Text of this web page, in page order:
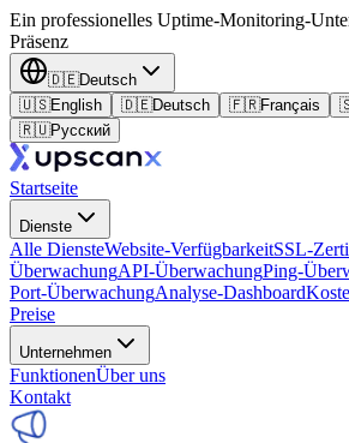
Ein professionelles Uptime-Monitoring-
Präsenz
🇩🇪Deutsch
🇺🇸English 🇩🇪Deutsch 🇫🇷Français
🇷🇺Русский
Startseite
Dienste
Alle DiensteWebsite-VerfügbarkeitSSL-
ÜberwachungAPI-ÜberwachungPing-
Port-ÜberwachungAnalyse-Dashboard
Preise
Unternehmen
FunktionenÜber uns
Kontakt